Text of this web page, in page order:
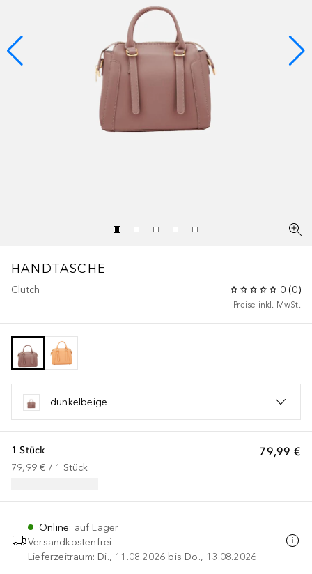
HANDTASCHE
Clutch 0 (0)
Preise inkl. MwSt.
dunkelbeige
79,99 €
1 Stück
79,99 € / 1 Stück
Online: auf Lager
Versandkostenfrei
Lieferzeitraum: Di., 11.08.2026 bis Do., 13.08.2026